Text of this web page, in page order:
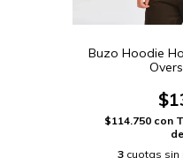
Buzo Hoodie
$114.750 con
3 cuotas sin